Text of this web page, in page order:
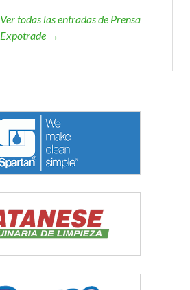
Ver todas las entradas de Prensa
Expotrade →